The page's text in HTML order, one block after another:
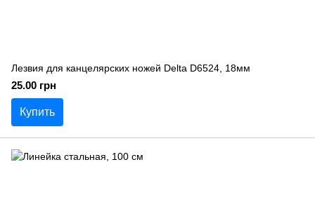
Лезвия для канцелярских ножей Delta D6524, 18мм
25.00 грн
Купить